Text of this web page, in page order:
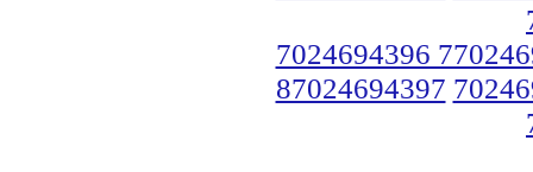
7024694396
87024694397